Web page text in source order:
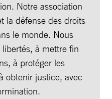
Notre association
la défense des droits
le monde. Nous
à mettre fin
à protéger les
obtenir justice, avec